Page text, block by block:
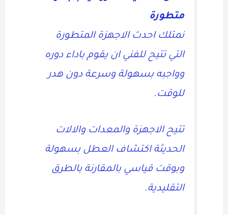
متطورة
نمتلك احدث الاجهزة المتطورة
التي تتيح للفني ان يقوم باداء دوره
وواجبه بسهولة وسرعة دون هدر
للوقت.
تتيح الاجهزة والمعدات والالات
الحديثة اكتشاف العطل بسهولة
وبوقت قياسي بالمقارنة بالطرق
التقليدية.